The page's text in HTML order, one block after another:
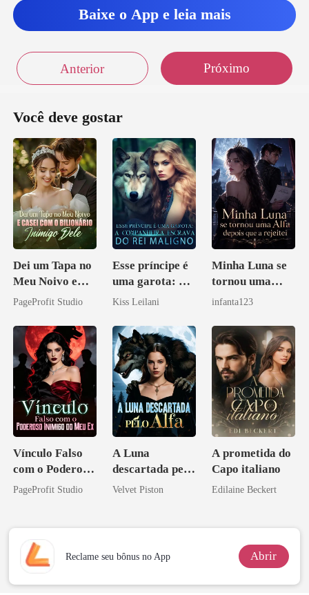
Baixe o App e leia mais
Anterior Próximo
Você deve gostar
Dei um Tapa no
Meu Noivo e
Casei com o
Inimigo Dele
PageProfit Studio
Esse príncipe é
uma garota: A
companheira
maligno
Kiss Leilani
Minha Luna se
tornou uma
Alfa depois que
infanta123
Vínculo Falso
com o Poderoso
Inimigo do Meu
PageProfit Studio
A Luna
descartada pelo
Alfa
Velvet Piston
A prometida do
Capo italiano
Edilaine Beckert
Reclame seu bônus no App Abrir